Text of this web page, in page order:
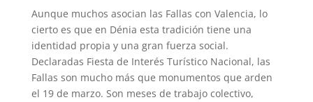
Aunque muchos asocian las Fallas con Valencia, lo
cierto es que en Dénia esta tradición tiene una
identidad propia y una gran fuerza social.
Declaradas Fiesta de Interés Turístico Nacional, las
Fallas son mucho más que monumentos que arden
el 19 de marzo. Son meses de trabajo colectivo,